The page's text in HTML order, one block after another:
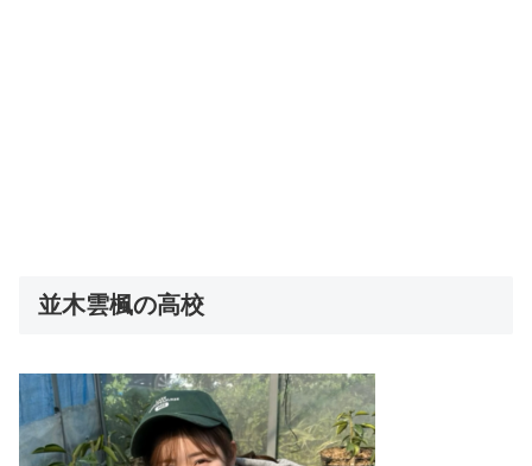
並木雲楓の高校